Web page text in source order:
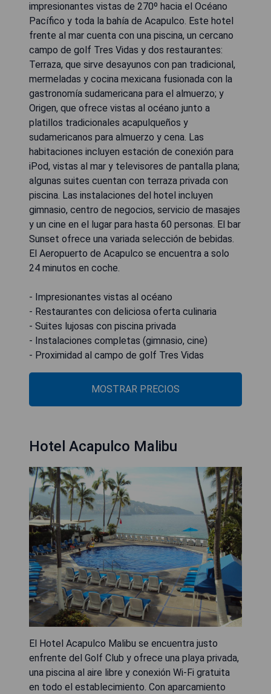
impresionantes vistas de 270º hacia el Océano
Pacífico y toda la bahía de Acapulco. Este hotel
frente al mar cuenta con una piscina, un cercano
campo de golf Tres Vidas y dos restaurantes:
Terraza, que sirve desayunos con pan tradicional,
mermeladas y cocina mexicana fusionada con la
gastronomía sudamericana para el almuerzo; y
Origen, que ofrece vistas al océano junto a
platillos tradicionales acapulqueños y
sudamericanos para almuerzo y cena. Las
habitaciones incluyen estación de conexión para
iPod, vistas al mar y televisores de pantalla plana;
algunas suites cuentan con terraza privada con
piscina. Las instalaciones del hotel incluyen
gimnasio, centro de negocios, servicio de masajes
y un cine en el lugar para hasta 60 personas. El bar
Sunset ofrece una variada selección de bebidas.
El Aeropuerto de Acapulco se encuentra a solo
24 minutos en coche.
- Impresionantes vistas al océano
- Restaurantes con deliciosa oferta culinaria
- Suites lujosas con piscina privada
- Instalaciones completas (gimnasio, cine)
- Proximidad al campo de golf Tres Vidas
MOSTRAR PRECIOS
Hotel Acapulco Malibu
El Hotel Acapulco Malibu se encuentra justo
enfrente del Golf Club y ofrece una playa privada,
una piscina al aire libre y conexión Wi-Fi gratuita
en todo el establecimiento. Con aparcamiento